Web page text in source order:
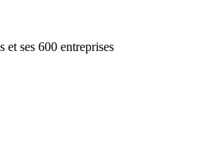
ses 600 entreprises